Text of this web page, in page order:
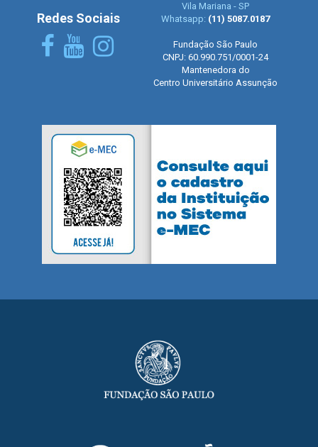
Redes Sociais
Vila Mariana - SP
Whatsapp: (11) 5087.0187
Fundação São Paulo
CNPJ: 60.990.751/0001-24
Mantenedora do
Centro Universitário Assunção